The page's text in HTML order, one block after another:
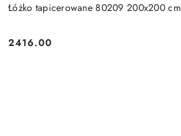
Łóżko tapicerowane 80209 200x200 cm
Cena:
2416.00